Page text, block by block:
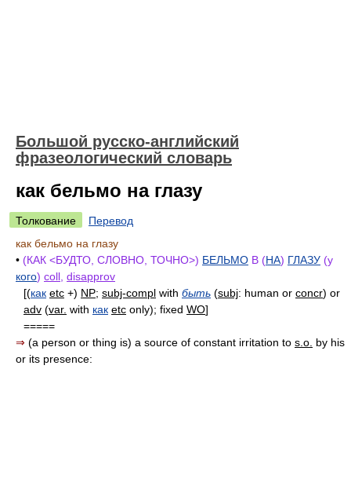
Большой русско-английский
фразеологический словарь
как бельмо на глазу
Толкование
Перевод
как бельмо на глазу
• (КАК <БУДТО, СЛОВНО, ТОЧНО>) БЕЛЬМО В (НА) ГЛАЗУ (у
кого) coll disapprov
[(как etc +) NP; subj-compl with быть (subj: human or concr) or
adv (var. with как etc only); fixed WO]
=====
⇒ (a person or thing is) a source of constant irritation to s.o. by his
or its presence: